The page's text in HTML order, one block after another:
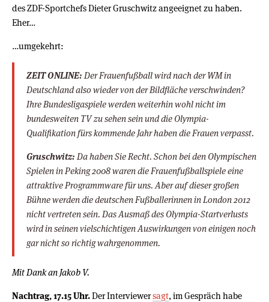
des ZDF-Sportchefs Dieter Gruschwitz angeeignet zu haben.
Eher…
…umgekehrt:
ZEIT ONLINE: Der Frauenfußball wird nach der WM in
Deutschland also wieder von der Bildfläche verschwinden?
Ihre Bundesligaspiele werden weiterhin wohl nicht im
bundesweiten TV zu sehen sein und die Olympia-
Qualifikation fürs kommende Jahr haben die Frauen verpasst.
Gruschwitz: Da haben Sie Recht. Schon bei den Olympischen
Spielen in Peking 2008 waren die Frauenfußballspiele eine
attraktive Programmware für uns. Aber auf dieser großen
Bühne werden die deutschen Fußballerinnen in London 2012
nicht vertreten sein. Das Ausmaß des Olympia-Startverlusts
wird in seinen vielschichtigen Auswirkungen von einigen noch
gar nicht so richtig wahrgenommen.
Mit Dank an Jakob V.
Nachtrag, 17.15 Uhr.Der Interviewersagt, im Gespräch habe